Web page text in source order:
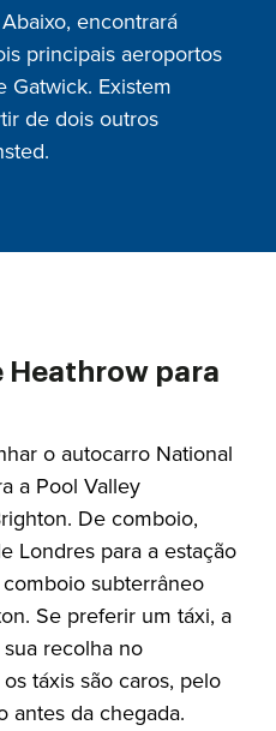
encontrará
principais aeroportos
Gatwick. Existem
de dois outros
Heathrow para
o autocarro National
a Pool Valley
De comboio,
Londres para a estação
subterrâneo
Se preferir um táxi, a
recolha no
táxis são caros, pelo
antes da chegada.